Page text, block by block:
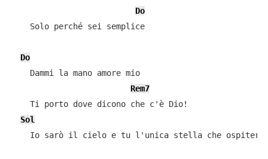
Do
    Solo perché sei semplice
Do
    Dammi la mano amore mio
Rem7
    Ti porto dove dicono che c'è Dio!
Sol
Io sarò il cielo e tu l'unica stella che ospiterò